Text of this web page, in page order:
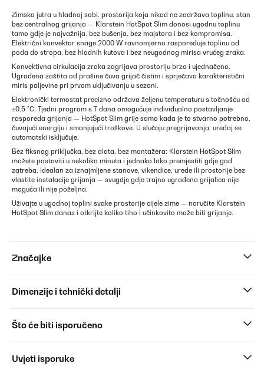
Zimska jutra u hladnoj sobi, prostorija koja nikad ne zadržava toplinu, stan
bez centralnog grijanja — Klarstein HotSpot Slim donosi ugodnu toplinu
tamo gdje je najvažnija, bez bušenja, bez majstora i bez kompromisa.
Električni konvektor snage 2000 W ravnomjerno raspoređuje toplinu od
poda do stropa, bez hladnih kutova i bez neugodnog mirisa vrućeg zraka.
Konvektivna cirkulacija zraka zagrijava prostoriju brzo i ujednačeno.
Ugrađena zaštita od prašine čuva grijač čistim i sprječava karakteristični
miris paljevine pri prvom uključivanju u sezoni.
Elektronički termostat precizno održava željenu temperaturu s točnošću od
±0,5 °C. Tjedni program s 7 dana omogućuje individualno postavljanje
rasporeda grijanja — HotSpot Slim grije samo kada je to stvarno potrebno,
čuvajući energiju i smanjujući troškove. U slučaju pregrijavanja, uređaj se
automatski isključuje.
Bez fiksnog priključka, bez alata, bez montažera: Klarstein HotSpot Slim
možete postaviti u nekoliko minuta i jednako lako premjestiti gdje god
zatreba. Idealan za iznajmljene stanove, vikendice, urede ili prostorije bez
vlastite instalacije grijanja — svugdje gdje trajno ugrađena grijalica nije
moguća ili nije poželjna.
Uživajte u ugodnoj toplini svake prostorije cijele zime — naručite Klarstein
HotSpot Slim danas i otkrijte koliko tiho i učinkovito može biti grijanje.
Značajke
Dimenzije i tehnički detalji
Što će biti isporučeno
Uvjeti isporuke